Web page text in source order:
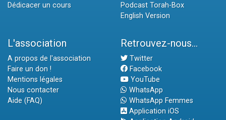
Dédicacer un cours
Podcast Torah-Box
English Version
L'association
A propos de l'association
Faire un don !
Mentions légales
Nous contacter
Aide (FAQ)
Retrouvez-nous...
Twitter
Facebook
YouTube
WhatsApp
WhatsApp Femmes
Application iOS